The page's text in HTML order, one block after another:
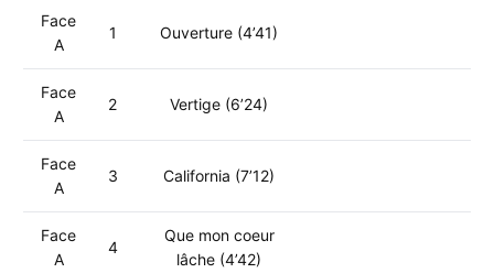
Face
A
1 Ouverture (4’41)
Face
A
2 Vertige (6’24)
Face
A
3 California (7’12)
Face
A
4
Que mon coeur
lâche (4’42)